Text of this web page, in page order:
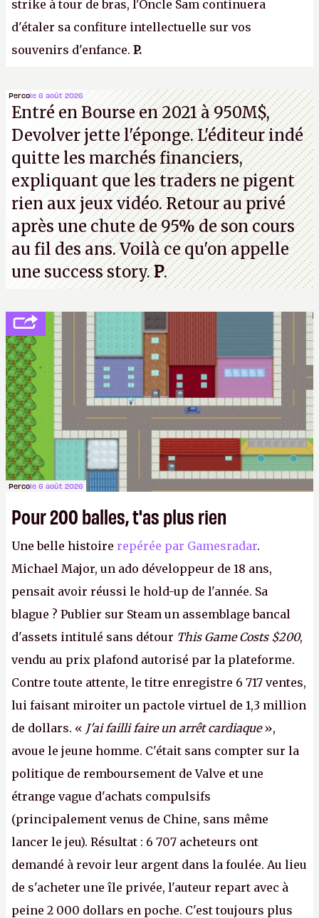
strike à tour de bras, l'Oncle Sam continuera
d'étaler sa confiture intellectuelle sur vos
souvenirs d'enfance. P.
Percole 6 août 2026
Entré en Bourse en 2021 à 950M$,
Devolver jette l'éponge. L'éditeur indé
quitte les marchés financiers,
expliquant que les traders ne pigent
rien aux jeux vidéo. Retour au privé
après une chute de 95% de son cours
au fil des ans. Voilà ce qu'on appelle
une success story.P.
Percole 6 août 2026
Pour 200 balles, t'as plus rien
Une belle histoire repérée par Gamesradar.
Michael Major, un ado développeur de 18 ans,
pensait avoir réussi le hold-up de l'année. Sa
blague ? Publier sur Steam un assemblage bancal
d'assets intitulé sans détour This Game Costs $200,
vendu au prix plafond autorisé par la plateforme.
Contre toute attente, le titre enregistre 6 717 ventes,
lui faisant miroiter un pactole virtuel de 1,3 million
de dollars. « J'ai failli faire un arrêt cardiaque»,
avoue le jeune homme. C'était sans compter sur la
politique de remboursement de Valve et une
étrange vague d'achats compulsifs
(principalement venus de Chine, sans même
lancer le jeu). Résultat : 6 707 acheteurs ont
demandé à revoir leur argent dans la foulée. Au lieu
de s'acheter une île privée, l'auteur repart avec à
peine 2 000 dollars en poche. C'est toujours plus